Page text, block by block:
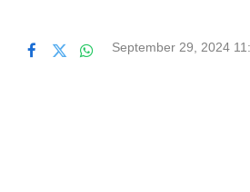
September 29, 2024